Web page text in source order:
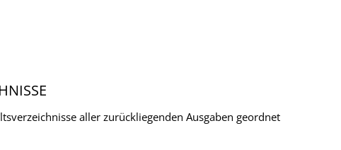
aller zurückliegenden Ausgaben geordnet